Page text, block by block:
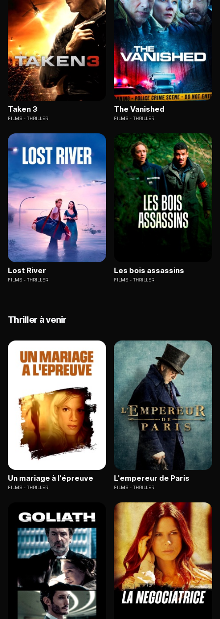
Taken 3
FILMS THRILLER
The Vanished
FILMS THRILLER
Lost River
FILMS THRILLER
Les bois assassins
FILMS THRILLER
Thriller à venir
Un mariage à l'épreuve
FILMS THRILLER
L'empereur de Paris
FILMS THRILLER